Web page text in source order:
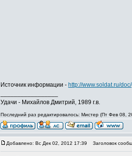
Источник информации - http://www.soldat.ru/
Удачи - Михайлов Дмитрий, 1989 г.в.
Последний раз редактировалось: Мистер (Пт Фев 08,
Добавлено: Вс Дек 02, 2012 17:39 Заголовок